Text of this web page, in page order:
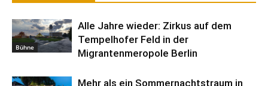
Bühne
Alle Jahre wieder: Zirkus auf dem
Tempelhofer Feld in der
Migrantenmeropole Berlin
Mehr als ein Sommernachtstraum in